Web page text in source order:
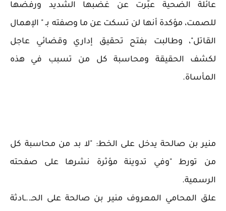
عائلة الضحية عبّرت عن غضبها الشديد ورفضها
للصمت، مؤكدة أنها لن تسكت عن ما وصفته بـ " الإهمال
القاتل"، وطالبت بفتح تحقيق إداري وقضائي عاجل
لكشف الحقيقة ومحاسبة كل من تسبب في هذه
المأساة.
منير بن صالحة يدخل على الخط: "لا بد من محاسبة كل
من تورط "وفي تدوينة مؤثرة نشرها على صفحته
الرسمية.
علق المحامي المعروف منير بن صالحة على الحـ..ـادثة